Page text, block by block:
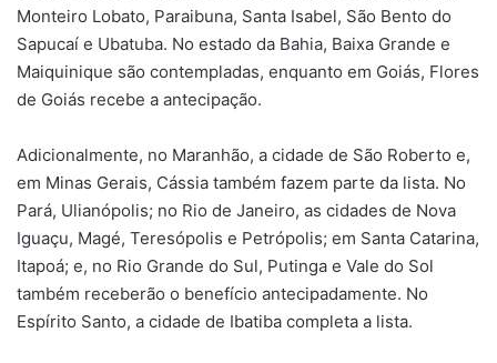
Monteiro Lobato, Paraibuna, Santa Isabel, São Bento do
Sapucaí e Ubatuba. No estado da Bahia, Baixa Grande e
Maiquinique são contempladas, enquanto em Goiás, Flores
de Goiás recebe a antecipação.
Adicionalmente, no Maranhão, a cidade de São Roberto e,
em Minas Gerais, Cássia também fazem parte da lista. No
Pará, Ulianópolis; no Rio de Janeiro, as cidades de Nova
Iguaçu, Magé, Teresópolis e Petrópolis; em Santa Catarina,
Itapoá; e, no Rio Grande do Sul, Putinga e Vale do Sol
também receberão o benefício antecipadamente. No
Espírito Santo, a cidade de Ibatiba completa a lista.